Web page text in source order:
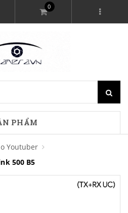
0
PHẨM
Youtuber
500 B5